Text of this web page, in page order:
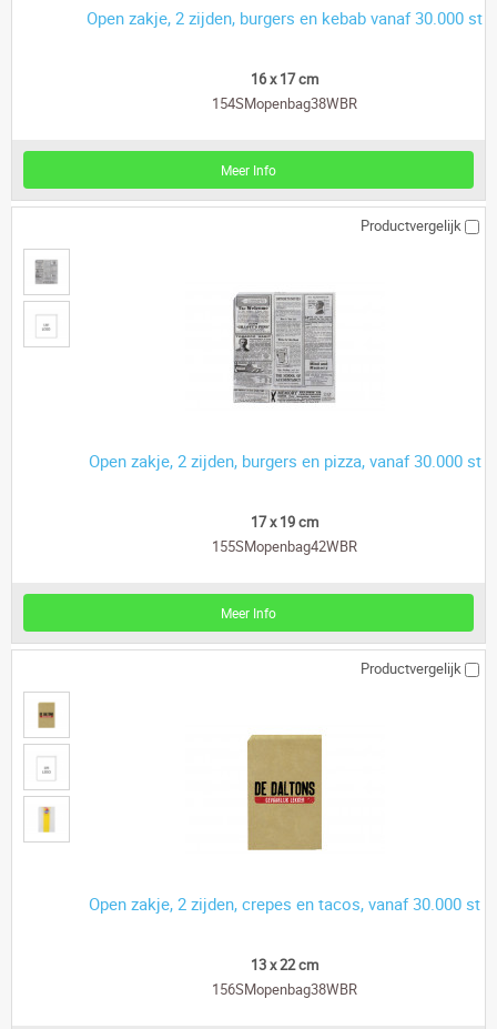
Open zakje, 2 zijden, burgers en kebab vanaf 30.000 st
16 x 17 cm
154SMopenbag38WBR
Meer Info
Productvergelijk
Open zakje, 2 zijden, burgers en pizza, vanaf 30.000 st
17 x 19 cm
155SMopenbag42WBR
Meer Info
Productvergelijk
Open zakje, 2 zijden, crepes en tacos, vanaf 30.000 st
13 x 22 cm
156SMopenbag38WBR